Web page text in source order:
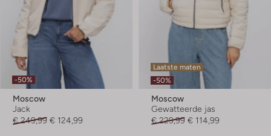
-50%
Moscow
Jack
€ 249,99 € 124,99
Laatste maten
-50%
Moscow
Gewatteerde jas
€ 229,99 € 114,99